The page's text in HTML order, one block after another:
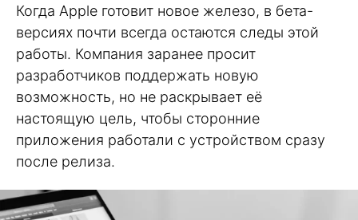
Когда Apple готовит новое железо, в бета-
версиях почти всегда остаются следы этой
работы. Компания заранее просит
разработчиков поддержать новую
возможность, но не раскрывает её
настоящую цель, чтобы сторонние
приложения работали с устройством сразу
после релиза.